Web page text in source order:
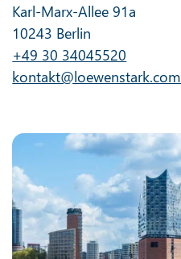
Karl-Marx-Allee 91a
10243 Berlin
+49 30 34045520
kontakt@loewenstark.com